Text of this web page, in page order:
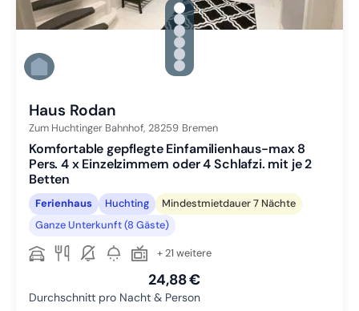
gallery.slide_selector
Zu Slide 1 wechseln
Zu Slide 2 wechseln
Zu Slide 3 wechseln
Zu Slide 4 wechseln
Zu Slide 5 wechseln
Zu Slide 6 wechseln
Haus Rodan
Zum Huchtinger Bahnhof, 28259 Bremen
Komfortable gepflegte Einfamilienhaus-max 8
Pers. 4 x Einzelzimmern oder 4 Schlafzi. mit je 2
Betten
Ferienhaus Huchting
Mindestmietdauer 7 Nächte
Ganze Unterkunft (8 Gäste)
+ 21 weitere
24,88 €
Durchschnitt pro Nacht & Person